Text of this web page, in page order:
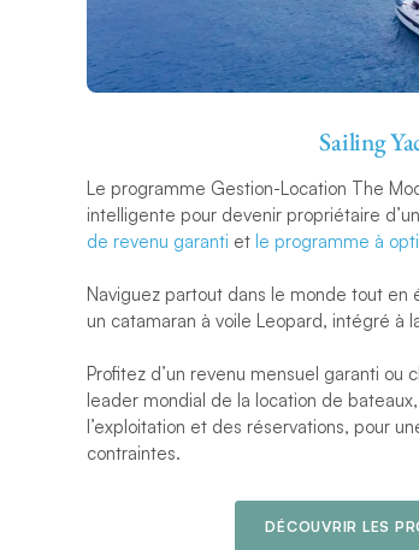
Sailing
Le programme Gestion-Location The
intelligente pour devenir propriétaire
de revenu garanti et le programme à
Naviguez partout dans le monde tout en
un catamaran à voile Leopard, intégré à
Profitez d’un revenu mensuel garanti ou
leader mondial de la location de
l’exploitation et des réservations, pour
contraintes.
DÉCOUVRIR LES